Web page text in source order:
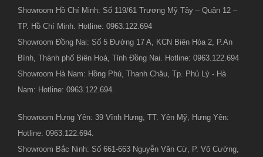
Showroom Hồ Chí Minh: Số 119/61 Trương Mỹ Tây – Quận 12 –
TP. Hồ Chí Minh. Hotline: 0963.122.694
Showroom Đồng Nai: Số 5 Đường 17 A, KCN Biên Hòa 2, P.An
Bình, Thành phố Biên Hoà, Tỉnh Đồng Nai. Hotline: 0963.122.694
Showroom Hà Nam: Hồng Phú, Thanh Châu, Tp. Phủ Lý - Hà
Nam: Hotline: 0963.122.694.
Showroom Hưng Yên: 39 Vĩnh Hưng, TT. Yên Mỹ, Hưng Yên:
Hotline: 0963.122.694.
Showroom Bắc Ninh: Số 661-663 Nguyễn Văn Cừ, P. Võ Cường,